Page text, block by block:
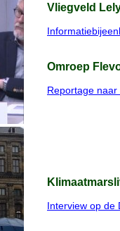
Vliegveld
Omroep
Reportage
Interview op de